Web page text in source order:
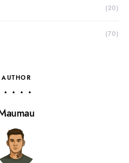
(20)
(70)
AUTHOR